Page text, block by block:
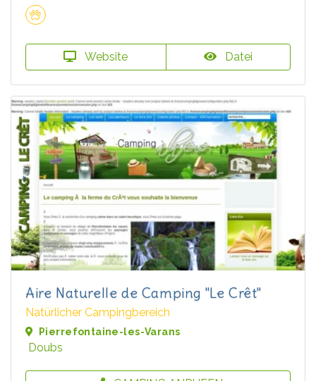
Website Datei
Aire Naturelle de Camping "Le Crêt"
Natürlicher Campingbereich
Pierrefontaine-les-Varans
Doubs